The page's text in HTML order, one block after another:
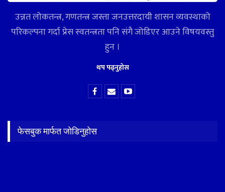
उन्नत लोकतन्त्र, गणतन्त्र जस्ता जनउत्तरदायी शासन व्यवस्थाको
परिकल्पना गर्दा प्रेस स्वतन्त्रता पनि संगै जोडिएर आउने विषयवस्तु
हुन ।
थप पढ्नुहोस
फेसबुक मार्फत जोडिनुहोस